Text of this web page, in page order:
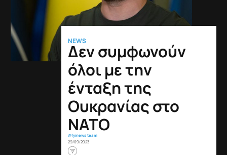
NEWS
Δεν συμφωνούν
όλοι με την
ένταξη της
Ουκρανίας στο
ΝΑΤΟ
@fyinews team
29/09/2023